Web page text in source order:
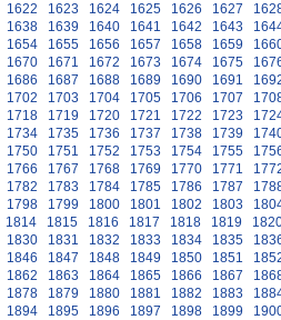
1622 1623 1624 1625 1626 1627
1638 1639 1640 1641 1642 1643
1654 1655 1656 1657 1658 1659
1670 1671 1672 1673 1674 1675
1686 1687 1688 1689 1690 1691
1702 1703 1704 1705 1706 1707
1718 1719 1720 1721 1722 1723
1734 1735 1736 1737 1738 1739
1750 1751 1752 1753 1754 1755
1766 1767 1768 1769 1770 1771
1782 1783 1784 1785 1786 1787
1798 1799 1800 1801 1802 1803
1814 1815 1816 1817 1818 1819
1830 1831 1832 1833 1834 1835
1846 1847 1848 1849 1850 1851
1862 1863 1864 1865 1866 1867
1878 1879 1880 1881 1882 1883
1894 1895 1896 1897 1898 1899